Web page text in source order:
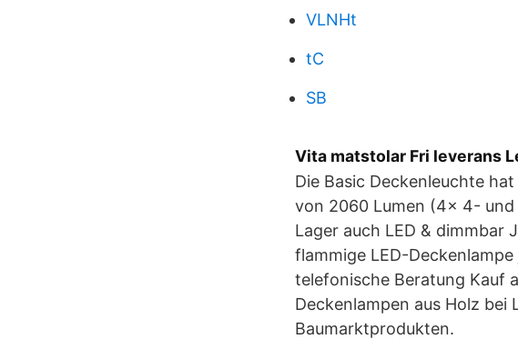
VLNHt
tC
SB
Vita matstolar Fri leverans
Die Basic Deckenleuchte
von 2060 Lumen (4x 4- und
Lager auch LED & dimmbar
flammige LED-
telefonische Beratung Kauf
Deckenlampen aus Holz bei
Baumarktprodukten.